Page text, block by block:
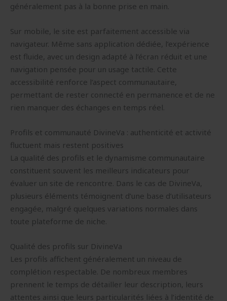
généralement pas à la bonne prise en main.
Sur mobile, le site est parfaitement accessible via
navigateur. Même sans application dédiée, l’expérience
est fluide, avec un design adapté à l’écran réduit et une
navigation pensée pour un usage tactile. Cette
accessibilité renforce l’aspect communautaire,
permettant de rester connecté en permanence et de ne
rien manquer des échanges en temps réel.
Profils et communauté DivineVa : authenticité et activité
fluctuent mais restent positives
La qualité des profils et le dynamisme communautaire
constituent souvent les meilleurs indicateurs pour
évaluer un site de rencontre. Dans le cas de DivineVa,
plusieurs éléments témoignent d’une base d’utilisateurs
engagée, malgré quelques variations normales dans
toute plateforme de niche.
Qualité des profils sur DivineVa
Les profils affichent généralement un niveau de
complétion respectable. De nombreux membres
prennent le temps de détailler leur description, leurs
attentes ainsi que leurs particularités liées à l’identité de